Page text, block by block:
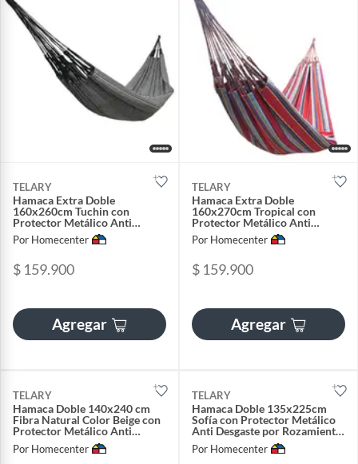
TELARY
Hamaca Extra Doble
160x260cm Tuchin con
Protector Metálico Anti
Desgaste por Rozamiento
Color Surtido
Por Homecenter
$ 159.900
Agregar
TELARY
Hamaca Extra Doble
160x270cm Tropical con
Protector Metálico Anti
Desgaste por Rozamiento
Por Homecenter
$ 159.900
Agregar
TELARY
Hamaca Doble 140x240 cm
Fibra Natural Color Beige con
Protector Metálico Anti
Desgaste por Rozamiento
Por Homecenter
TELARY
Hamaca Doble 135x225cm
Sofía con Protector Metálico
Anti Desgaste por Rozamiento
Colores Surtidos
Por Homecenter